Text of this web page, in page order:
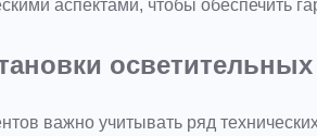
аспектами, чтобы обеспечить
важно учитывать ряд